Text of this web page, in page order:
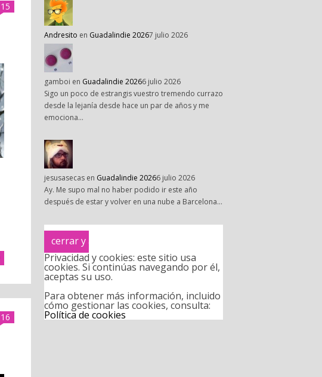
15
16
Andresito en Guadalindie 20267 julio 2026
gamboi en Guadalindie 20266 julio 2026
Sigo un poco de estrangis vuestro tremendo currazo
desde la lejanía desde hace un par de años y me
emociona…
jesusasecas en Guadalindie 20266 julio 2026
Ay. Me supo mal no haber podido ir este año
después de estar y volver en una nube a Barcelona…
Privacidad y cookies: este sitio usa
cookies. Si continúas navegando por él,
aceptas su uso.
Para obtener más información, incluido
cómo gestionar las cookies, consulta:
Política de cookies